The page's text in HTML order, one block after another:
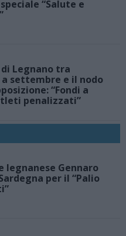
“Salute e
Legnano tra
a settembre e il nodo
“Fondi a
penalizzati”
legnanese Gennaro
per il “Palio